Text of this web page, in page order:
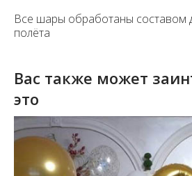
Все шары обработаны составом
полёта
Вас также может
это